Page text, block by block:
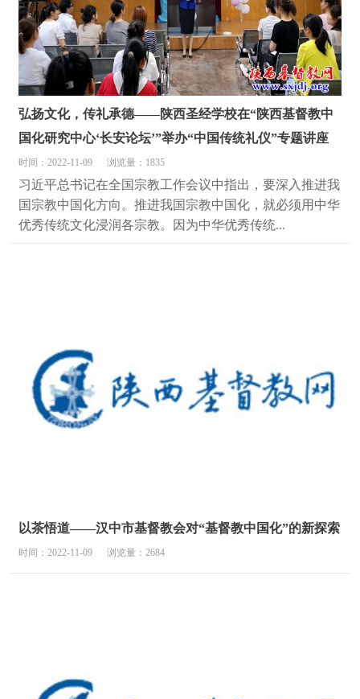
弘扬文化，传礼承德——陕西圣经学校在“陕西基督教中
国化研究中心‘长安论坛’”举办“中国传统礼仪”专题讲座
时间：2022-11-09 浏览量：1835
习近平总书记在全国宗教工作会议中指出，要深入推进我
国宗教中国化方向。推进我国宗教中国化，就必须用中华
优秀传统文化浸润各宗教。因为中华优秀传统...
以茶悟道——汉中市基督教会对“基督教中国化”的新探索
时间：2022-11-09 浏览量：2684